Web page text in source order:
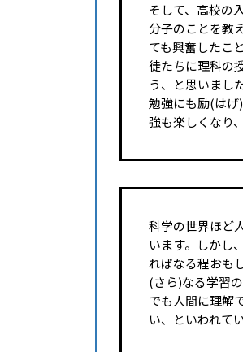
そして、高校の
分子のことを教
ても興奮したこ
徒たちに理科の
う、と思いまし
勉強にも励(はげ
強も楽しくなり
科学の世界ほど
います。しかし
ればなる程おも
(さら)なる学習
でも人間に理解
い、といわれて